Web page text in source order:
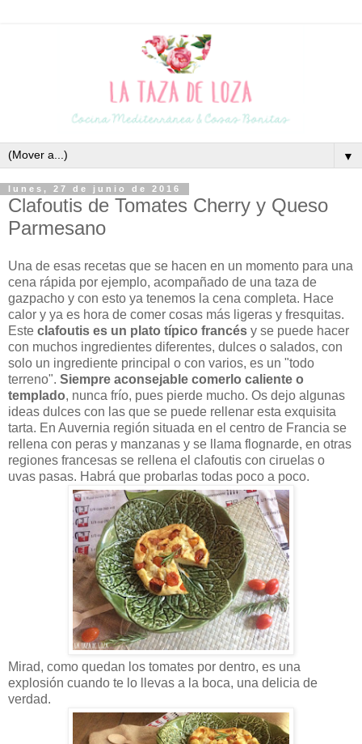
▼
lunes, 27 de junio de 2016
Clafoutis de Tomates Cherry y Queso
Parmesano
Una de esas recetas que se hacen en un momento para una
cena rápida por ejemplo, acompañado de una taza de
gazpacho y con esto ya tenemos la cena completa. Hace
calor y ya es hora de comer cosas más ligeras y fresquitas.
Este clafoutis es un plato típico francés y se puede hacer
con muchos ingredientes diferentes, dulces o salados, con
solo un ingrediente principal o con varios, es un "todo
terreno". Siempre aconsejable comerlo caliente o
templado, nunca frío, pues pierde mucho. Os dejo algunas
ideas dulces con las que se puede rellenar esta exquisita
tarta. En Auvernia región situada en el centro de Francia se
rellena con peras y manzanas y se llama flognarde, en otras
regiones francesas se rellena el clafoutis con ciruelas o
uvas pasas. Habrá que probarlas todas poco a poco.
Mirad, como quedan los tomates por dentro, es una
explosión cuando te lo llevas a la boca, una delicia de
verdad.